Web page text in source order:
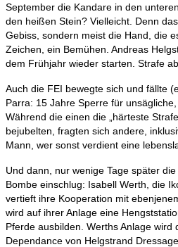
September die Kandare in den
den heißen Stein? Vielleicht. Denn
Gebiss, sondern meist die Hand, die
Zeichen, ein Bemühen. Andreas
dem Frühjahr wieder starten. Strafe
Auch die FEI bewegte sich und fällte
Parra: 15 Jahre Sperre für
Während die einen die „härteste
bejubelten, fragten sich andere,
Mann, wer sonst verdient eine
Und dann, nur wenige Tage später
Bombe einschlug: Isabell Werth, die
vertieft ihre Kooperation mit
wird auf ihrer Anlage eine
Pferde ausbilden. Werths Anlage wird
Dependance von Helgstrand